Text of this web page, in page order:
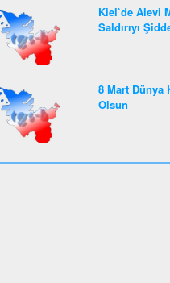
Kiel`de Alevi
Saldırıyı
8 Mart Dünya
Olsun